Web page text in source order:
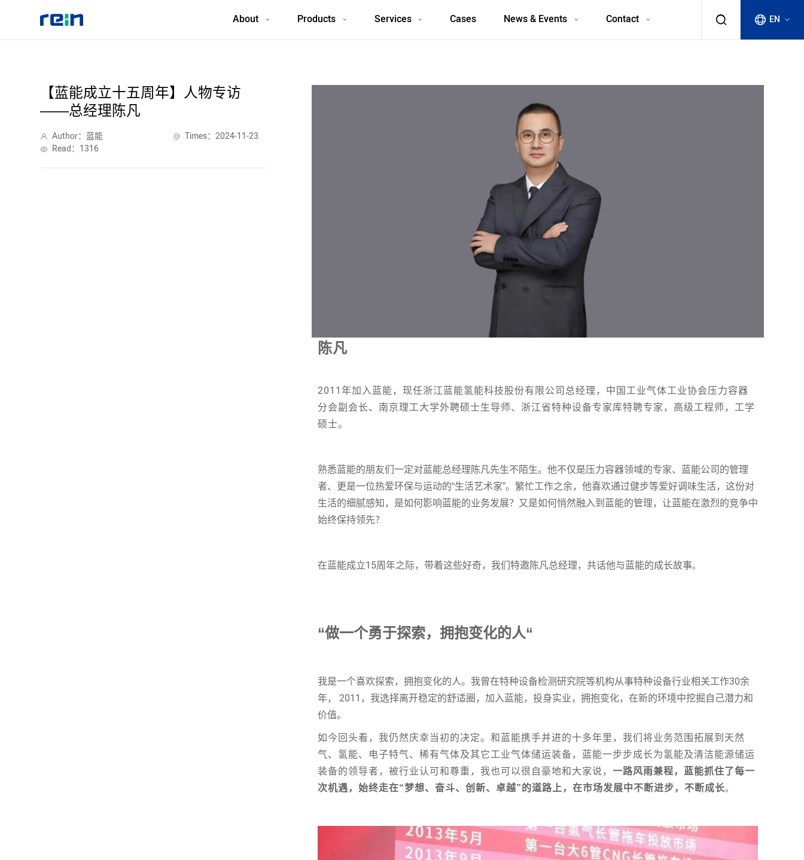
About Products Services Cases News & Events Contact
Services
EN
【蓝能成立十五周年】人物专访
——总经理陈凡
Author：蓝能
Times：2024-11-23
Read：1316
陈凡
2011年加入蓝能，现任浙江蓝能氢能科技股份有限公司总经理，中国工业气体工业协会压力容器
分会副会长、南京理工大学外聘硕士生导师、浙江省特种设备专家库特聘专家，高级工程师，工学
硕士。
熟悉蓝能的朋友们一定对蓝能总经理陈凡先生不陌生。他不仅是压力容器领域的专家、蓝能公司的管理
者、更是一位热爱环保与运动的“生活艺术家”。繁忙工作之余，他喜欢通过健步等爱好调味生活，这份对
生活的细腻感知，是如何影响蓝能的业务发展？又是如何悄然融入到蓝能的管理，让蓝能在激烈的竞争中
始终保持领先？
在蓝能成立15周年之际，带着这些好奇，我们特邀陈凡总经理，共话他与蓝能的成长故事。
“做一个勇于探索，拥抱变化的人“
我是一个喜欢探索，拥抱变化的人。我曾在特种设备检测研究院等机构从事特种设备行业相关工作30余
年， 2011，我选择离开稳定的舒适圈，加入蓝能，投身实业，拥抱变化，在新的环境中挖掘自己潜力和
价值。
如今回头看，我仍然庆幸当初的决定。和蓝能携手并进的十多年里，我们将业务范围拓展到天然
气、氢能、电子特气、稀有气体及其它工业气体储运装备，蓝能一步步成长为氢能及清洁能源储运
装备的领导者，被行业认可和尊重，我也可以很自豪地和大家说， 一路风雨兼程，蓝能抓住了每一
次机遇，始终走在“梦想、奋斗、创新、卓越”的道路上，在市场发展中不断进步，不断成长。